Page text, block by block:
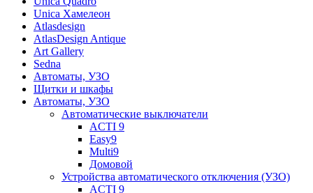
Unica Хамелеон
Atlasdesign
AtlasDesign Antique
Art Gallery
Sedna
Автоматы, УЗО
Щитки и шкафы
Автоматы, УЗО
Автоматические выключатели
ACTI 9
Easy9
Multi9
Домовой
Устройства автоматического отключения (УЗО)
ACTI 9